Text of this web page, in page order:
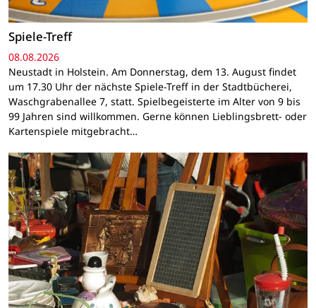
Spiele-Treff
08.08.2026
Neustadt in Holstein. Am Donnerstag, dem 13. August findet
um 17.30 Uhr der nächste Spiele-Treff in der Stadtbücherei,
Waschgrabenallee 7, statt. Spielbegeisterte im Alter von 9 bis
99 Jahren sind willkommen. Gerne können Lieblingsbrett- oder
Kartenspiele mitgebracht…